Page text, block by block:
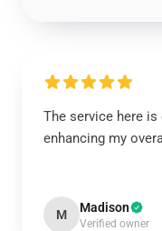
The service here
enhancing my
M Madison
Verified owner